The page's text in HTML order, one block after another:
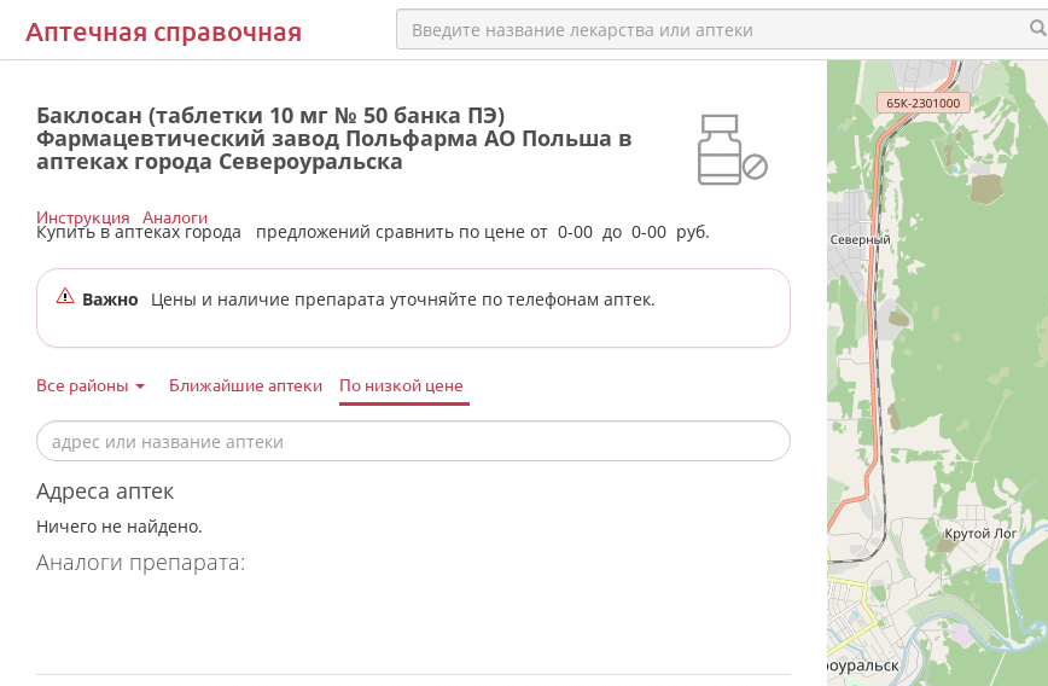
Аптечная справочная
Баклосан (таблетки 10 мг № 50 банка ПЭ)
Фармацевтический завод Польфарма АО Польша в
аптеках города Североуральска
Купить в аптеках города предложений сравнить по цене от 0-00 до 0-00 руб.
Инструкция Аналоги
Важно Цены и наличие препарата уточняйте по телефонам аптек.
Все районы Ближайшие аптеки По низкой цене
Адреса аптек
Ничего не найдено.
Аналоги препарата: